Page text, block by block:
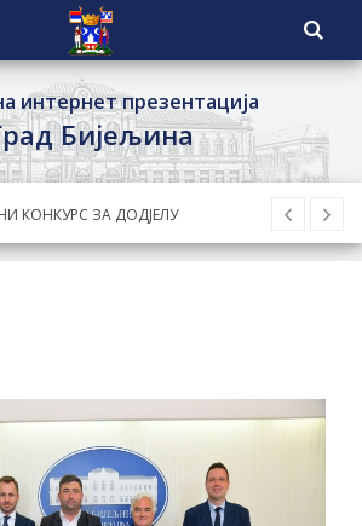
интернет презентација
Бијељина
за предузетника - Ненад
РЕПУБЛИКЕ СРПСКЕ У СТАЊУ
ПОТРЕБЕ
захтјева за регресирано